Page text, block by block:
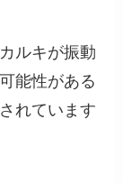
ルキが振動
能性がある
されています